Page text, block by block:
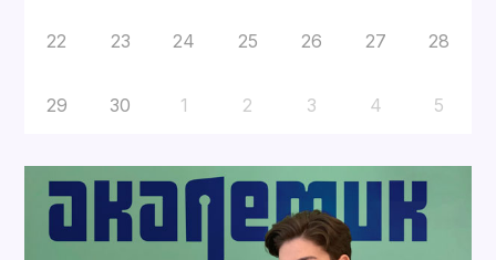
22 23 24 25 26 27 28
29 30 1 2 3 4 5